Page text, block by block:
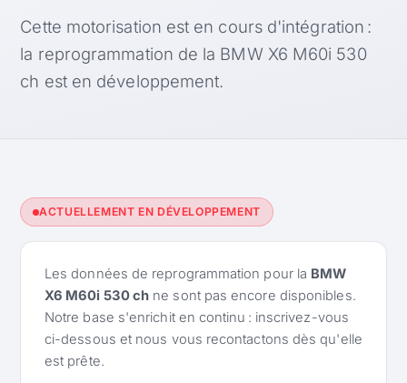
Cette motorisation est en cours d'intégration :
la reprogrammation de la BMW X6 M60i 530
ch est en développement.
ACTUELLEMENT EN DÉVELOPPEMENT
Les données de reprogrammation pour la BMW
X6 M60i 530 ch ne sont pas encore disponibles.
Notre base s'enrichit en continu : inscrivez-vous
ci-dessous et nous vous recontactons dès qu'elle
est prête.